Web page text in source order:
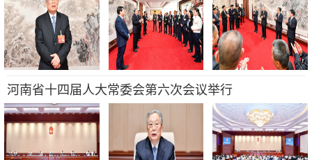
河南省十四届人大常委会第六次会议举行